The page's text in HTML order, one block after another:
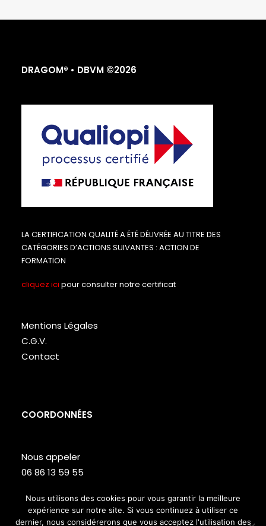
DRAGOM® • DBVM ©2026
LA CERTIFICATION QUALITÉ A ÉTÉ DÉLIVRÉE AU TITRE DES
CATÉGORIES D’ACTIONS SUIVANTES : ACTION DE
FORMATION
cliquez ici pour consulter notre certificat
Mentions Légales
C.G.V.
Contact
COORDONNÉES
Nous appeler
06 86 13 59 55
Site web réalisé parStudio T
Nous utilisons des cookies pour vous garantir la meilleure
expérience sur notre site. Si vous continuez à utiliser ce
dernier, nous considérerons que vous acceptez l'utilisation des